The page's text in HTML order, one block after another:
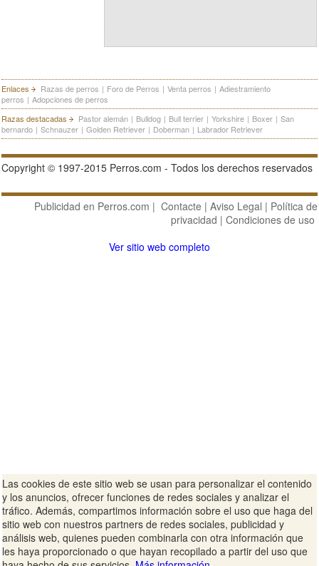
Enlaces Razas de perros | Foro de Perros | Venta perros | Adiestramiento
perros | Adopciones de perros
Razas destacadas
Pastor alemán | Bulldog | Bull terrier | Yorkshire | Boxer | San
bernardo | Schnauzer | Golden Retriever | Doberman | Labrador Retriever
Copyright © 1997-2015 Perros.com - Todos los derechos reservados
Publicidad en Perros.com | Contacte | Aviso Legal | Política de
privacidad | Condiciones de uso
Ver sitio web completo
Las cookies de este sitio web se usan para personalizar el contenido
y los anuncios, ofrecer funciones de redes sociales y analizar el
tráfico. Además, compartimos información sobre el uso que haga del
sitio web con nuestros partners de redes sociales, publicidad y
análisis web, quienes pueden combinarla con otra información que
les haya proporcionado o que hayan recopilado a partir del uso que